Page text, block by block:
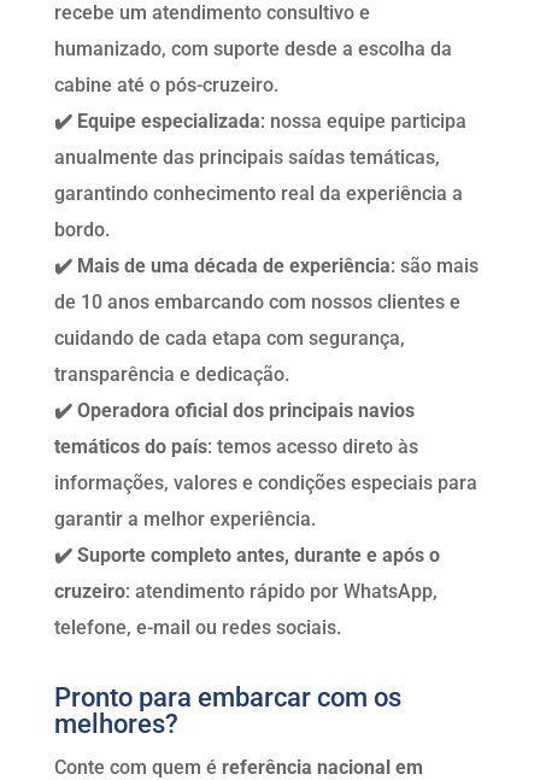
recebe um atendimento consultivo e
humanizado, com suporte desde a escolha da
cabine até o pós-cruzeiro.
✔️ Equipe especializada: nossa equipe participa
anualmente das principais saídas temáticas,
garantindo conhecimento real da experiência a
bordo.
✔️ Mais de uma década de experiência: são mais
de 10 anos embarcando com nossos clientes e
cuidando de cada etapa com segurança,
transparência e dedicação.
✔️ Operadora oficial dos principais navios
temáticos do país: temos acesso direto às
informações, valores e condições especiais para
garantir a melhor experiência.
✔️ Suporte completo antes, durante e após o
cruzeiro: atendimento rápido por WhatsApp,
telefone, e-mail ou redes sociais.
Pronto para embarcar com os
melhores?
Conte com quem é referência nacional em